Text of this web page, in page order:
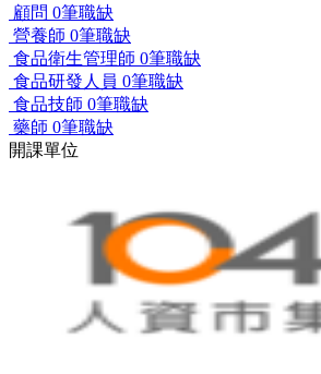
顧問 0筆職缺
營養師 0筆職缺
食品衛生管理師 0筆職缺
食品研發人員 0筆職缺
食品技師 0筆職缺
藥師 0筆職缺
開課單位